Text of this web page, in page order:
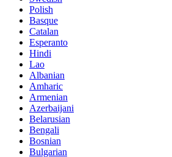
Polish
Basque
Catalan
Esperanto
Hindi
Lao
Albanian
Amharic
Armenian
Azerbaijani
Belarusian
Bengali
Bosnian
Bulgarian